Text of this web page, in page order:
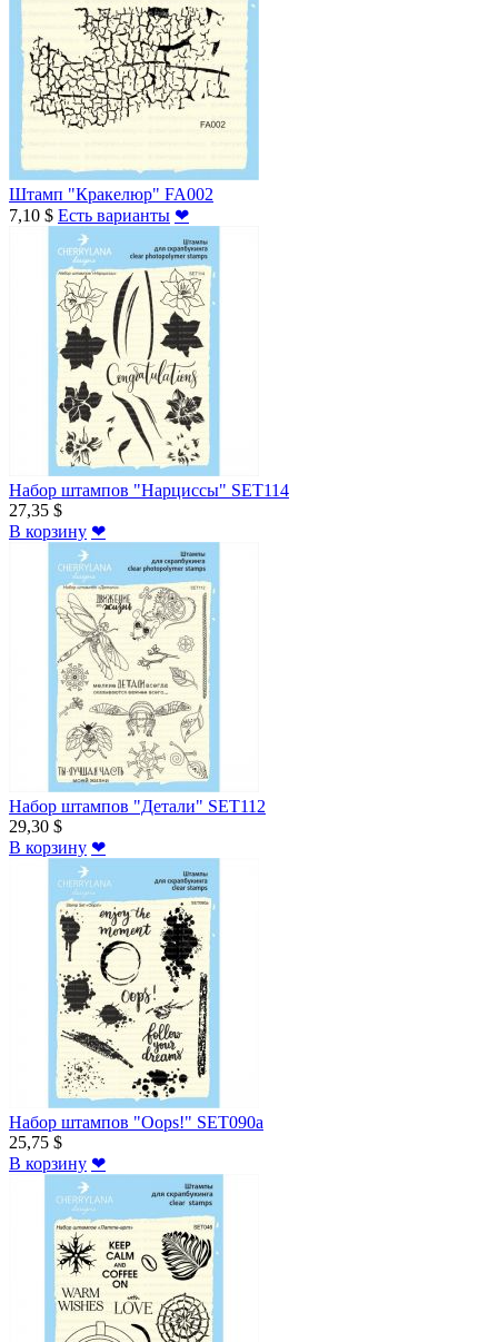
Штамп "Кракелюр" FA002
7,10 $ Есть варианты ❤
Набор штампов "Нарциссы" SET114
27,35 $
В корзину ❤
Набор штампов "Детали" SET112
29,30 $
В корзину ❤
Набор штампов "Oops!" SET090a
25,75 $
В корзину ❤